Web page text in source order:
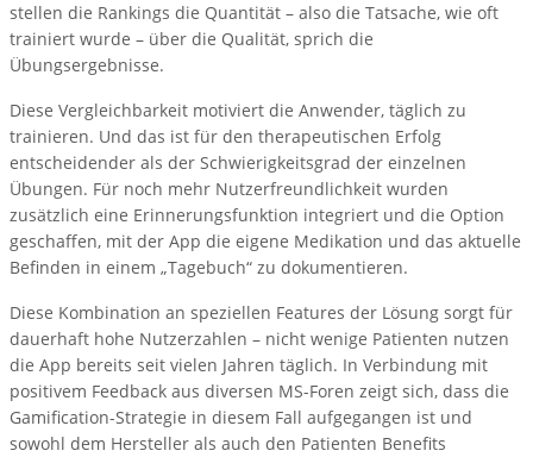
stellen die Rankings die Quantität – also die Tatsache, wie oft
trainiert wurde – über die Qualität, sprich die
Übungsergebnisse.
Diese Vergleichbarkeit motiviert die Anwender, täglich zu
trainieren. Und das ist für den therapeutischen Erfolg
entscheidender als der Schwierigkeitsgrad der einzelnen
Übungen. Für noch mehr Nutzerfreundlichkeit wurden
zusätzlich eine Erinnerungsfunktion integriert und die Option
geschaffen, mit der App die eigene Medikation und das aktuelle
Befinden in einem „Tagebuch“ zu dokumentieren.
Diese Kombination an speziellen Features der Lösung sorgt für
dauerhaft hohe Nutzerzahlen – nicht wenige Patienten nutzen
die App bereits seit vielen Jahren täglich. In Verbindung mit
positivem Feedback aus diversen MS-Foren zeigt sich, dass die
Gamification-Strategie in diesem Fall aufgegangen ist und
sowohl dem Hersteller als auch den Patienten Benefits